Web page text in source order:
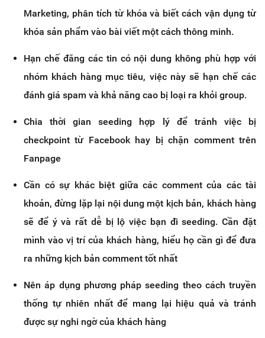
Marketing, phân tích từ khóa và biết cách vận dụng từ
khóa sản phẩm vào bài viết một cách thông minh.
Hạn chế đăng các tin có nội dung không phù hợp với
nhóm khách hàng mục tiêu, việc này sẽ hạn chế các
đánh giá spam và khả năng cao bị loại ra khỏi group.
Chia thời gian seeding hợp lý để tránh việc bị
checkpoint từ Facebook hay bị chặn comment trên
Fanpage
Cần có sự khác biệt giữa các comment của các tài
khoản, đừng lặp lại nội dung một kịch bản, khách hàng
sẽ để ý và rất dễ bị lộ việc bạn đi seeding. Cần đặt
mình vào vị trí của khách hàng, hiểu họ cần gì để đưa
ra những kịch bản comment tốt nhất
Nên áp dụng phương pháp seeding theo cách truyền
thống tự nhiên nhất để mang lại hiệu quả và tránh
được sự nghi ngờ của khách hàng